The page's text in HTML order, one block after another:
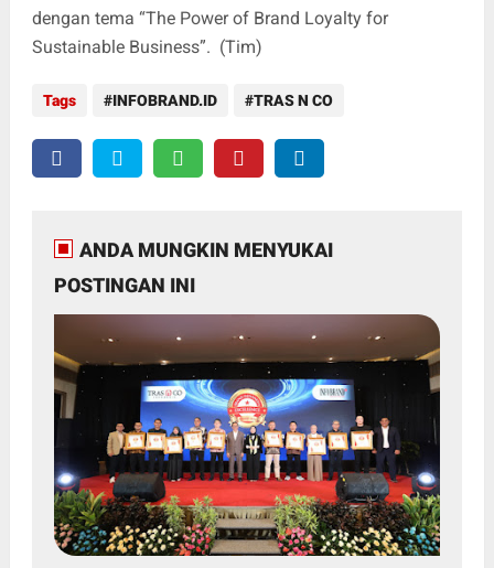
dengan tema “The Power of Brand Loyalty for
Sustainable Business”. (Tim)
Tags INFOBRAND.ID TRAS N CO
ANDA MUNGKIN MENYUKAI
POSTINGAN INI